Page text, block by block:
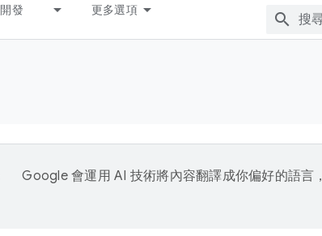
開發 更多選項
Google 會運用 AI 技術將內容翻譯成你偏好的語言，